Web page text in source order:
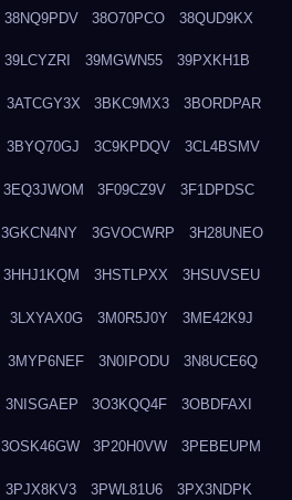
38NQ9PDV 38O70PCO 38QUD9KX
39LCYZRI 39MGWN55 39PXKH1B
3ATCGY3X 3BKC9MX3 3BORDPAR
3BYQ70GJ 3C9KPDQV 3CL4BSMV
3EQ3JWOM 3F09CZ9V 3F1DPDSC
3GKCN4NY 3GVOCWRP 3H28UNEO
3HHJ1KQM 3HSTLPXX 3HSUVSEU
3LXYAX0G 3M0R5J0Y 3ME42K9J
3MYP6NEF 3N0IPODU 3N8UCE6Q
3NISGAEP 3O3KQQ4F 3OBDFAXI
3OSK46GW 3P20H0VW 3PEBEUPM
3PJX8KV3 3PWL81U6 3PX3NDPK